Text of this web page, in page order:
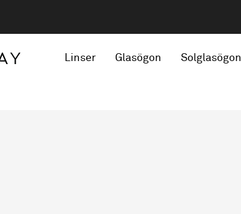
Linser Glasögon Solglasögon